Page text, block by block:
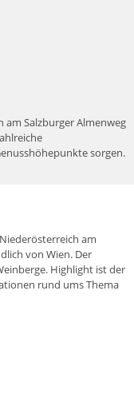
am Salzburger Almenweg
sorgen.
am
von Wien. Der
Highlight ist der
rund ums Thema